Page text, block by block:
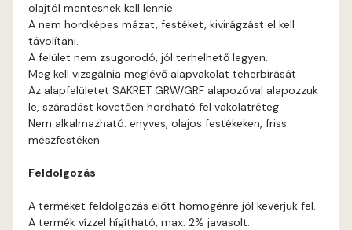
Grass-green A
Indian-yellow A
Mango A
olajtól mentesnek kell lennie.
A nem hordképes mázat, festéket, kivirágzást el kell
távolítani.
A felület nem zsugorodó, jól terhelhető legyen.
Meg kell vizsgálnia meglévő alapvakolat teherbírását
Az alapfelületet SAKRET GRW/GRF alapozóval alapozzuk
le, száradást követően hordható fel vakolatréteg
Nem alkalmazható: enyves, olajos festékeken, friss
mészfestéken
Feldolgozás
A terméket feldolgozás előtt homogénre jól keverjük fel.
A termék vízzel hígítható, max. 2% javasolt.